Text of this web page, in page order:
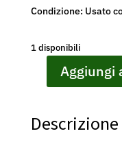
Condizione: Usato
1 disponibili
-
Aggiungi
Descrizione